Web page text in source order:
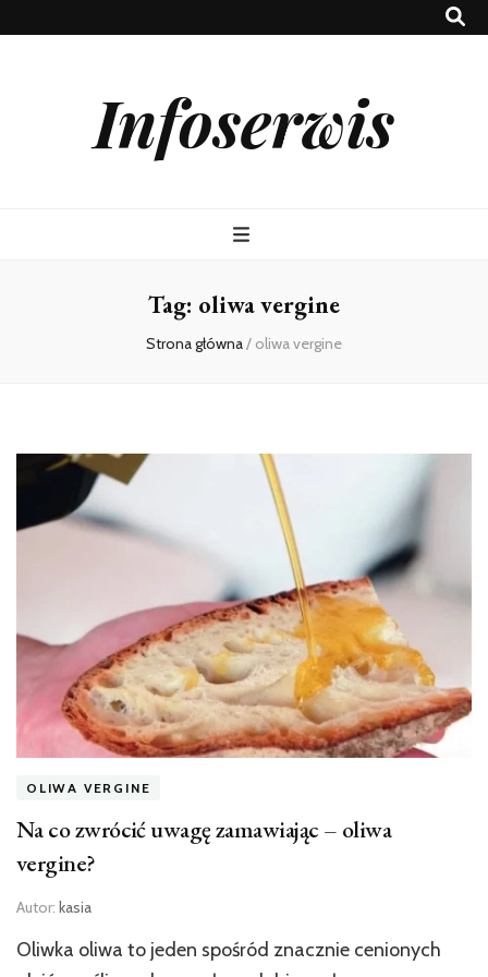
Infoserwis
Tag: oliwa vergine
Strona główna/ oliwa vergine
OLIWA VERGINE
Na co zwrócić uwagę zamawiając – oliwa
vergine?
Autor: kasia
Oliwka oliwa to jeden spośród znacznie cenionych